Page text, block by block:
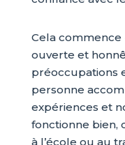
Cela
ouverte et
préoccupations
personne
expériences et
fonctionne bien,
à l’école ou au